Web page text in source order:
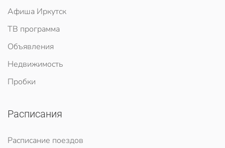
Афиша Иркутск
ТВ программа
Объявления
Недвижимость
Пробки
Расписания
Расписание поездов